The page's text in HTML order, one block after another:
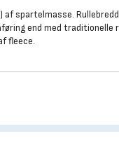
af spartelmasse.
end med traditionelle
fleece.